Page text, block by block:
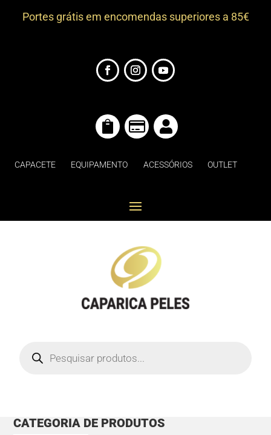
Portes grátis em encomendas superiores a 85€
  
CAPACETE EQUIPAMENTO ACESSÓRIOS OUTLET
search
CATEGORIA DE PRODUTOS